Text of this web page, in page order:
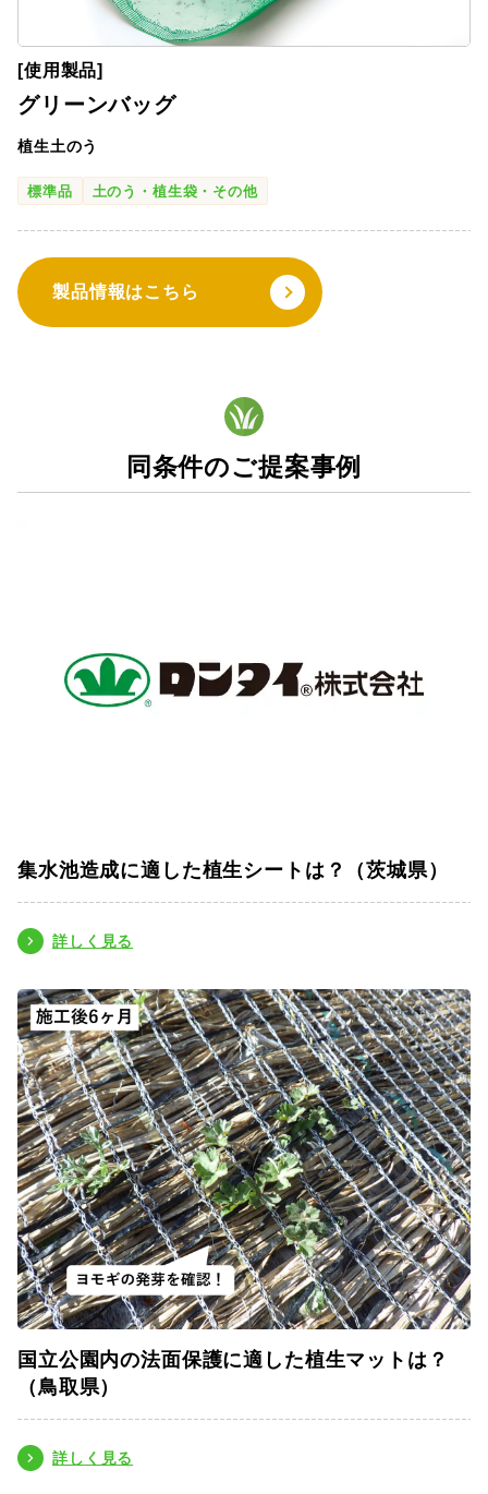
[使用製品]
グリーンバッグ
植生土のう
標準品 土のう・植生袋・その他
製品情報はこちら
同条件のご提案事例
集水池造成に適した植生シートは？（茨城県）
詳しく見る
国立公園内の法面保護に適した植生マットは？
（鳥取県）
詳しく見る